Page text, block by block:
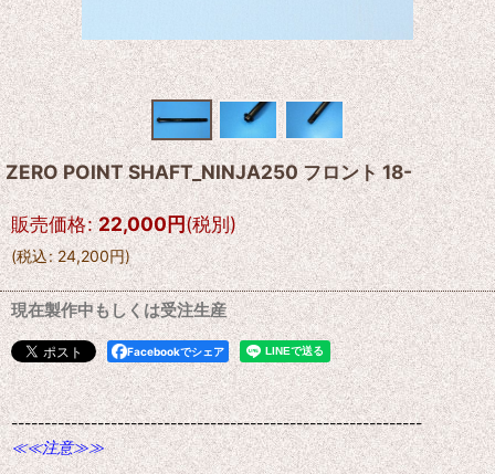
ZERO POINT SHAFT_NINJA250 フロント 18-
販売価格: 22,000円(税別)
(税込: 24,200円)
現在製作中もしくは受注生産
Facebookでシェア
--------------------------------------------------------------
≪≪注意≫≫